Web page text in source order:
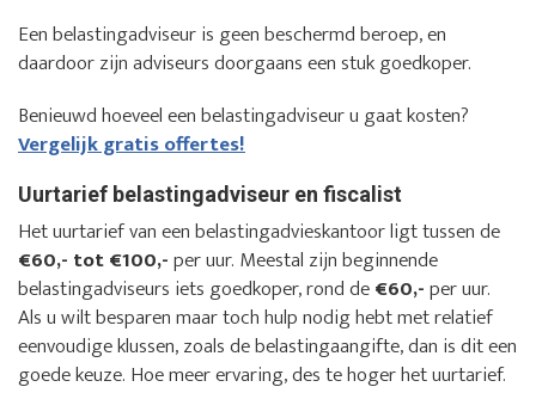
Een belastingadviseur is geen beschermd beroep, en
daardoor zijn adviseurs doorgaans een stuk goedkoper.
Benieuwd hoeveel een belastingadviseur u gaat kosten?
Vergelijk gratis offertes!
Uurtarief belastingadviseur en fiscalist
Het uurtarief van een belastingadvieskantoor ligt tussen de
€60,- tot €100,-per uur. Meestal zijn beginnende
belastingadviseurs iets goedkoper, rond de€60,-per uur.
Als u wilt besparen maar toch hulp nodig hebt met relatief
eenvoudige klussen, zoals de belastingaangifte, dan is dit een
goede keuze. Hoe meer ervaring, des te hoger het uurtarief.